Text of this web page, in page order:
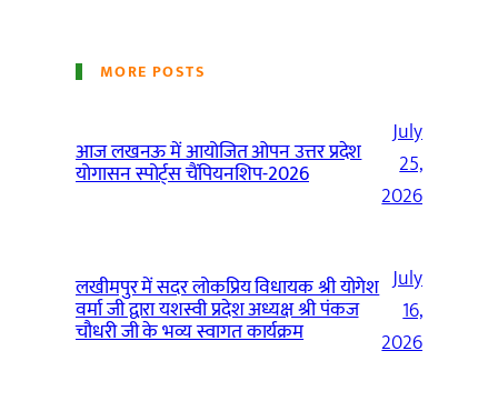
MORE POSTS
आज लखनऊ में आयोजित ओपन उत्तर प्रदेश
योगासन स्पोर्ट्स चैंपियनशिप-2026
July
25,
2026
लखीमपुर में सदर लोकप्रिय विधायक श्री योगेश
वर्मा जी द्वारा यशस्वी प्रदेश अध्यक्ष श्री पंकज
चौधरी जी के भव्य स्वागत कार्यक्रम
July
16,
2026